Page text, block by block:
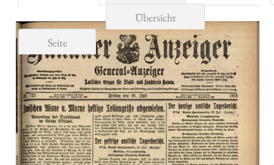
Übersicht
Seite